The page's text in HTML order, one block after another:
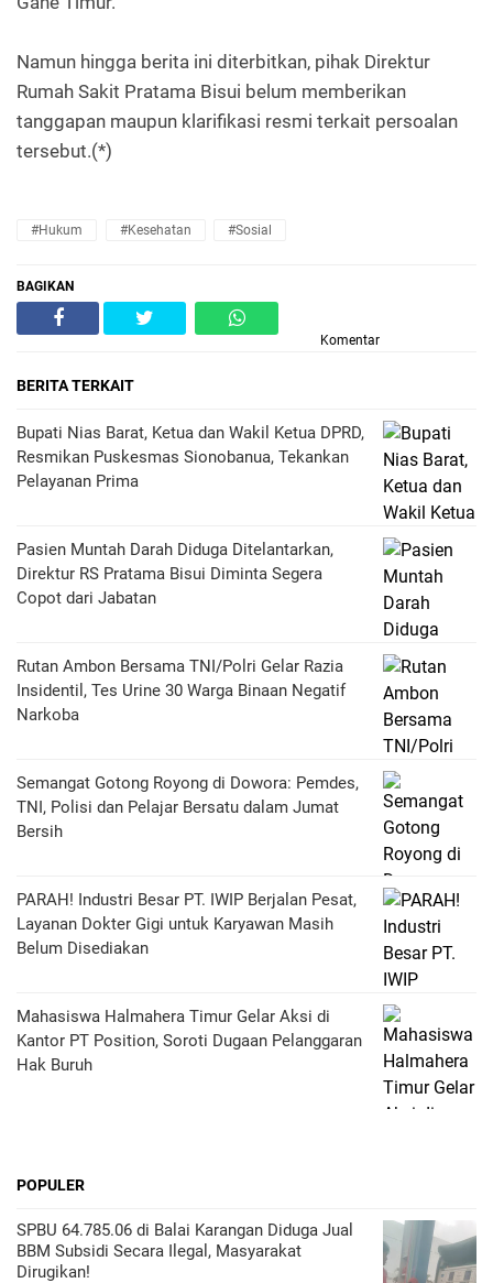
Namun hingga berita ini diterbitkan, pihak Direktur
Rumah Sakit Pratama Bisui belum memberikan
tanggapan maupun klarifikasi resmi terkait persoalan
tersebut.(*)
#Hukum #Kesehatan #Sosial
BAGIKAN
Komentar
BERITA TERKAIT
Bupati Nias Barat, Ketua dan Wakil Ketua DPRD,
Resmikan Puskesmas Sionobanua, Tekankan
Pelayanan Prima
Pasien Muntah Darah Diduga Ditelantarkan,
Direktur RS Pratama Bisui Diminta Segera
Copot dari Jabatan
Rutan Ambon Bersama TNI/Polri Gelar Razia
Insidentil, Tes Urine 30 Warga Binaan Negatif
Narkoba
Semangat Gotong Royong di Dowora: Pemdes,
TNI, Polisi dan Pelajar Bersatu dalam Jumat
Bersih
PARAH! Industri Besar PT. IWIP Berjalan Pesat,
Layanan Dokter Gigi untuk Karyawan Masih
Belum Disediakan
Mahasiswa Halmahera Timur Gelar Aksi di
Kantor PT Position, Soroti Dugaan Pelanggaran
Hak Buruh
POPULER
SPBU 64.785.06 di Balai Karangan Diduga Jual
BBM Subsidi Secara Ilegal, Masyarakat
Dirugikan!